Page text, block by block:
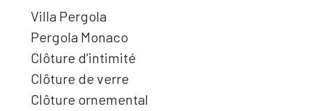
Villa Pergola
Pergola Monaco
Clôture d’intimité
Clôture de verre
Clôture ornemental